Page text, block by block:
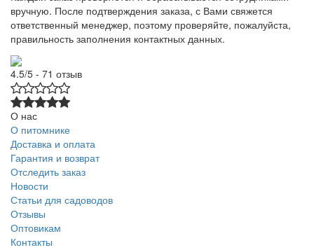
вручную. После подтверждения заказа, с Вами свяжется
ответственный менеджер, поэтому проверяйте, пожалуйста,
правильность заполнения контактных данных.
4.5/5 - 71 отзыв
О нас
О питомнике
Доставка и оплата
Гарантия и возврат
Отследить заказ
Новости
Статьи для садоводов
Отзывы
Оптовикам
Контакты